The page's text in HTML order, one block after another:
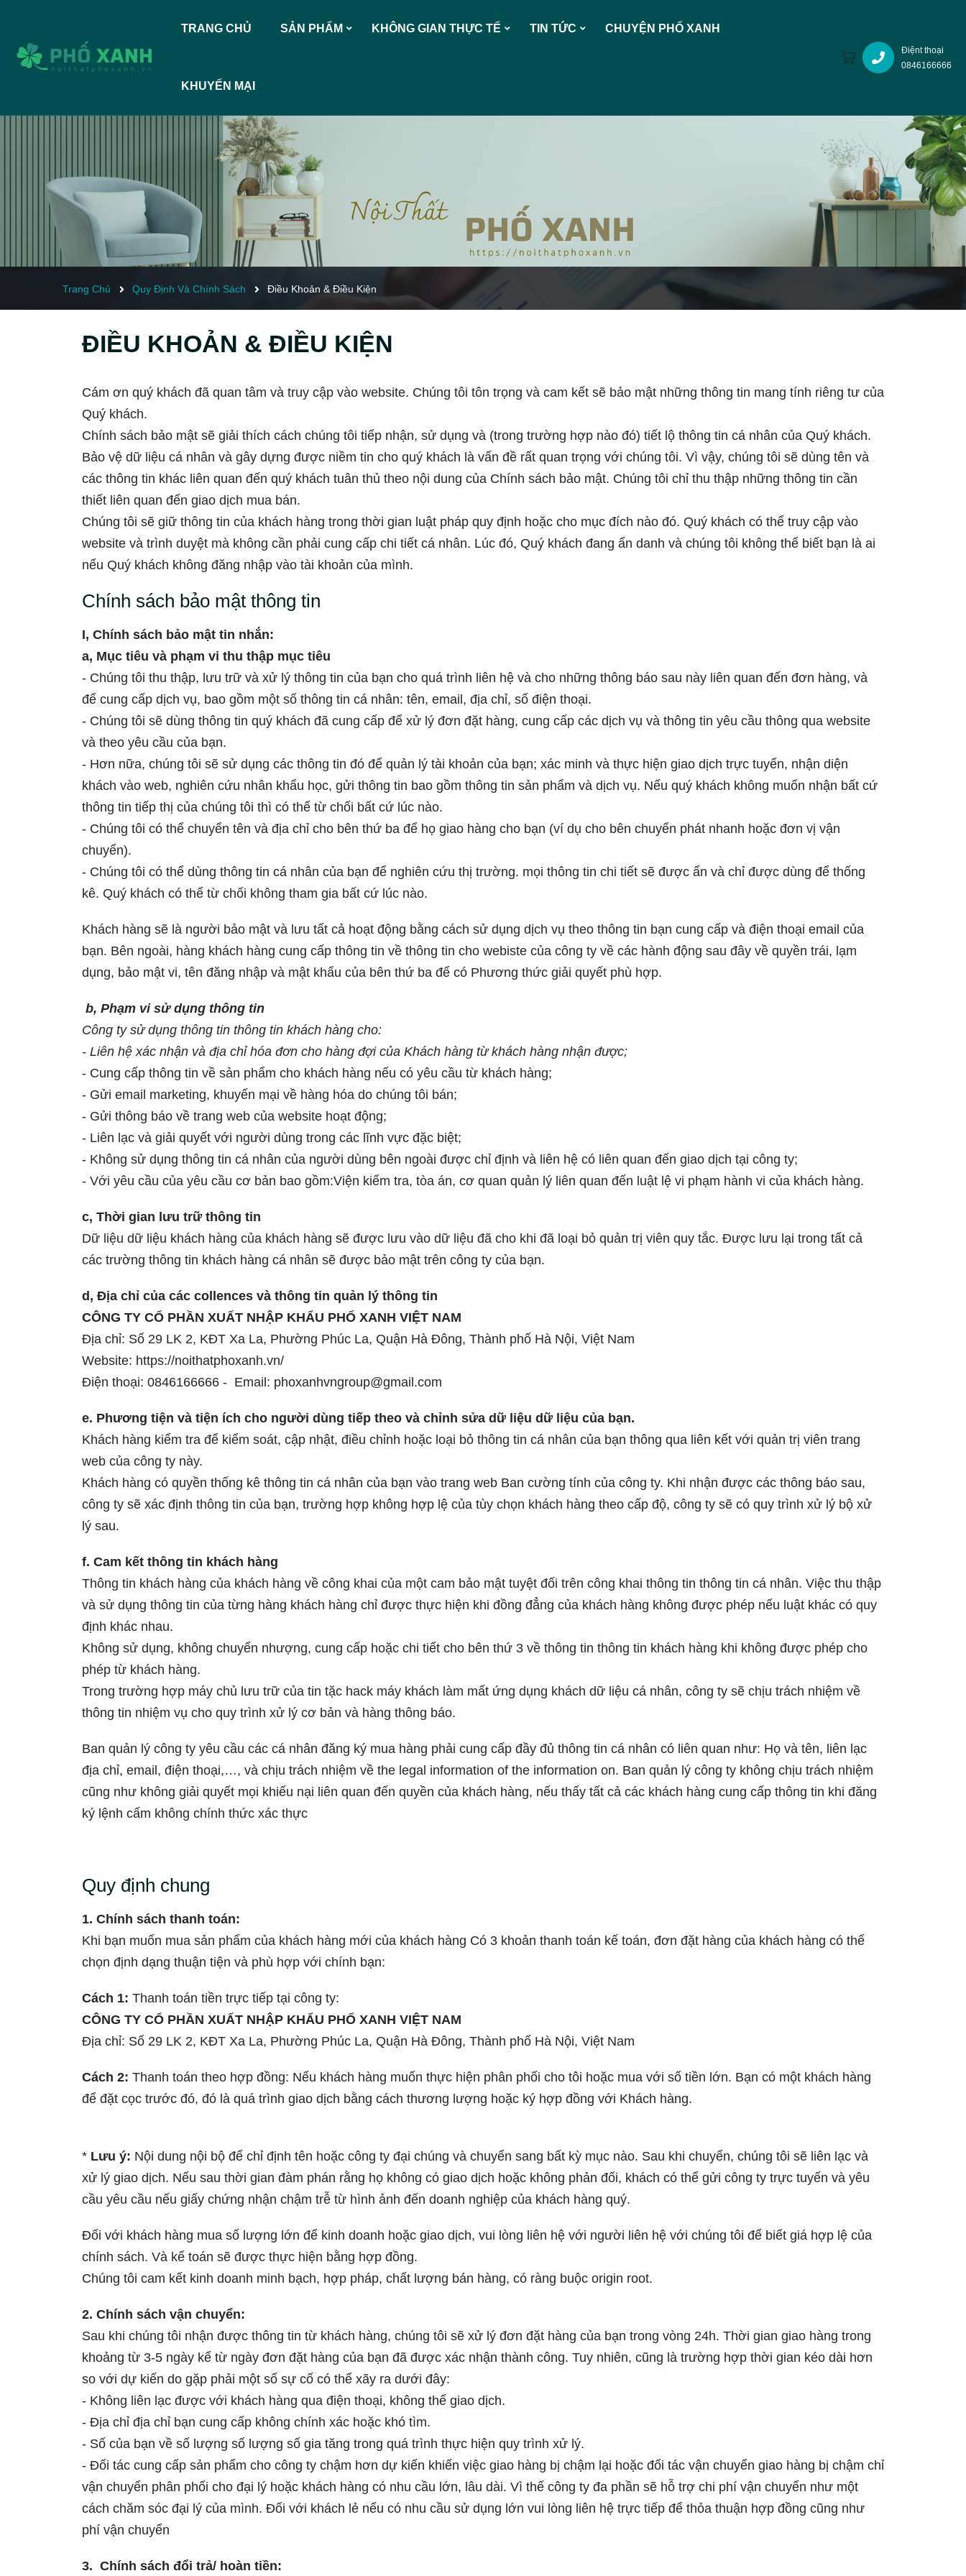
TRANG CHỦ SẢN PHẨM KHÔNG GIAN THỰC TẾ TIN TỨC CHUYỆN PHỐ XANH
KHUYẾN MẠI
Điệnt thoại
0846166666
Trang Chủ Quy Định Và Chính Sách Điều Khoản & Điều Kiện
ĐIỀU KHOẢN & ĐIỀU KIỆN
Cám ơn quý khách đã quan tâm và truy cập vào website. Chúng tôi tôn trọng và cam kết sẽ bảo mật những thông tin mang tính riêng tư của
Quý khách.
Chính sách bảo mật sẽ giải thích cách chúng tôi tiếp nhận, sử dụng và (trong trường hợp nào đó) tiết lộ thông tin cá nhân của Quý khách.
Bảo vệ dữ liệu cá nhân và gây dựng được niềm tin cho quý khách là vấn đề rất quan trọng với chúng tôi. Vì vậy, chúng tôi sẽ dùng tên và
các thông tin khác liên quan đến quý khách tuân thủ theo nội dung của Chính sách bảo mật. Chúng tôi chỉ thu thập những thông tin cần
thiết liên quan đến giao dịch mua bán.
Chúng tôi sẽ giữ thông tin của khách hàng trong thời gian luật pháp quy định hoặc cho mục đích nào đó. Quý khách có thể truy cập vào
website và trình duyệt mà không cần phải cung cấp chi tiết cá nhân. Lúc đó, Quý khách đang ẩn danh và chúng tôi không thể biết bạn là ai
nếu Quý khách không đăng nhập vào tài khoản của mình.
Chính sách bảo mật thông tin
I, Chính sách bảo mật tin nhắn:
a, Mục tiêu và phạm vi thu thập mục tiêu
- Chúng tôi thu thập, lưu trữ và xử lý thông tin của bạn cho quá trình liên hệ và cho những thông báo sau này liên quan đến đơn hàng, và
để cung cấp dịch vụ, bao gồm một số thông tin cá nhân: tên, email, địa chỉ, số điện thoại.
- Chúng tôi sẽ dùng thông tin quý khách đã cung cấp để xử lý đơn đặt hàng, cung cấp các dịch vụ và thông tin yêu cầu thông qua website
và theo yêu cầu của bạn.
- Hơn nữa, chúng tôi sẽ sử dụng các thông tin đó để quản lý tài khoản của bạn; xác minh và thực hiện giao dịch trực tuyến, nhận diện
khách vào web, nghiên cứu nhân khẩu học, gửi thông tin bao gồm thông tin sản phẩm và dịch vụ. Nếu quý khách không muốn nhận bất cứ
thông tin tiếp thị của chúng tôi thì có thể từ chối bất cứ lúc nào.
- Chúng tôi có thể chuyển tên và địa chỉ cho bên thứ ba để họ giao hàng cho bạn (ví dụ cho bên chuyển phát nhanh hoặc đơn vị vận
chuyển).
- Chúng tôi có thể dùng thông tin cá nhân của bạn để nghiên cứu thị trường. mọi thông tin chi tiết sẽ được ẩn và chỉ được dùng để thống
kê. Quý khách có thể từ chối không tham gia bất cứ lúc nào.
Khách hàng sẽ là người bảo mật và lưu tất cả hoạt động bằng cách sử dụng dịch vụ theo thông tin bạn cung cấp và điện thoại email của
bạn. Bên ngoài, hàng khách hàng cung cấp thông tin về thông tin cho webiste của công ty về các hành động sau đây về quyền trái, lạm
dụng, bảo mật vi, tên đăng nhập và mật khẩu của bên thứ ba để có Phương thức giải quyết phù hợp.
b, Phạm vi sử dụng thông tin
Công ty sử dụng thông tin thông tin khách hàng cho:
- Liên hệ xác nhận và địa chỉ hóa đơn cho hàng đợi của Khách hàng từ khách hàng nhận được;
- Cung cấp thông tin về sản phẩm cho khách hàng nếu có yêu cầu từ khách hàng;
- Gửi email marketing, khuyến mại về hàng hóa do chúng tôi bán;
- Gửi thông báo về trang web của website hoạt động;
- Liên lạc và giải quyết với người dùng trong các lĩnh vực đặc biệt;
- Không sử dụng thông tin cá nhân của người dùng bên ngoài được chỉ định và liên hệ có liên quan đến giao dịch tại công ty;
- Với yêu cầu của yêu cầu cơ bản bao gồm:Viện kiểm tra, tòa án, cơ quan quản lý liên quan đến luật lệ vi phạm hành vi của khách hàng.
c, Thời gian lưu trữ thông tin
Dữ liệu dữ liệu khách hàng của khách hàng sẽ được lưu vào dữ liệu đã cho khi đã loại bỏ quản trị viên quy tắc. Được lưu lại trong tất cả
các trường thông tin khách hàng cá nhân sẽ được bảo mật trên công ty của bạn.
d, Địa chỉ của các collences và thông tin quản lý thông tin
CÔNG TY CỔ PHẦN XUẤT NHẬP KHẨU PHỐ XANH VIỆT NAM
Địa chỉ: Số 29 LK 2, KĐT Xa La, Phường Phúc La, Quận Hà Đông, Thành phố Hà Nội, Việt Nam
Website: https://noithatphoxanh.vn/
Điện thoại: 0846166666 - Email: phoxanhvngroup@gmail.com
e. Phương tiện và tiện ích cho người dùng tiếp theo và chỉnh sửa dữ liệu dữ liệu của bạn.
Khách hàng kiểm tra để kiểm soát, cập nhật, điều chỉnh hoặc loại bỏ thông tin cá nhân của bạn thông qua liên kết với quản trị viên trang
web của công ty này.
Khách hàng có quyền thống kê thông tin cá nhân của bạn vào trang web Ban cường tính của công ty. Khi nhận được các thông báo sau,
công ty sẽ xác định thông tin của bạn, trường hợp không hợp lệ của tùy chọn khách hàng theo cấp độ, công ty sẽ có quy trình xử lý bộ xử
lý sau.
f. Cam kết thông tin khách hàng
Thông tin khách hàng của khách hàng về công khai của một cam bảo mật tuyệt đối trên công khai thông tin thông tin cá nhân. Việc thu thập
và sử dụng thông tin của từng hàng khách hàng chỉ được thực hiện khi đồng đẳng của khách hàng không được phép nếu luật khác có quy
định khác nhau.
Không sử dụng, không chuyển nhượng, cung cấp hoặc chi tiết cho bên thứ 3 về thông tin thông tin khách hàng khi không được phép cho
phép từ khách hàng.
Trong trường hợp máy chủ lưu trữ của tin tặc hack máy khách làm mất ứng dụng khách dữ liệu cá nhân, công ty sẽ chịu trách nhiệm về
thông tin nhiệm vụ cho quy trình xử lý cơ bản và hàng thông báo.
Ban quản lý công ty yêu cầu các cá nhân đăng ký mua hàng phải cung cấp đầy đủ thông tin cá nhân có liên quan như: Họ và tên, liên lạc
địa chỉ, email, điện thoại,…, và chịu trách nhiệm về the legal information of the information on. Ban quản lý công ty không chịu trách nhiệm
cũng như không giải quyết mọi khiếu nại liên quan đến quyền của khách hàng, nếu thấy tất cả các khách hàng cung cấp thông tin khi đăng
ký lệnh cấm không chính thức xác thực
Quy định chung
1. Chính sách thanh toán:
Khi bạn muốn mua sản phẩm của khách hàng mới của khách hàng Có 3 khoản thanh toán kế toán, đơn đặt hàng của khách hàng có thể
chọn định dạng thuận tiện và phù hợp với chính bạn:
Cách 1: Thanh toán tiền trực tiếp tại công ty:
CÔNG TY CỔ PHẦN XUẤT NHẬP KHẨU PHỐ XANH VIỆT NAM
Địa chỉ: Số 29 LK 2, KĐT Xa La, Phường Phúc La, Quận Hà Đông, Thành phố Hà Nội, Việt Nam
Cách 2: Thanh toán theo hợp đồng: Nếu khách hàng muốn thực hiện phân phối cho tôi hoặc mua với số tiền lớn. Bạn có một khách hàng
để đặt cọc trước đó, đó là quá trình giao dịch bằng cách thương lượng hoặc ký hợp đồng với Khách hàng.
* Lưu ý: Nội dung nội bộ để chỉ định tên hoặc công ty đại chúng và chuyển sang bất kỳ mục nào. Sau khi chuyển, chúng tôi sẽ liên lạc và
xử lý giao dịch. Nếu sau thời gian đàm phán rằng họ không có giao dịch hoặc không phản đối, khách có thể gửi công ty trực tuyến và yêu
cầu yêu cầu nếu giấy chứng nhận chậm trễ từ hình ảnh đến doanh nghiệp của khách hàng quý.
Đối với khách hàng mua số lượng lớn để kinh doanh hoặc giao dịch, vui lòng liên hệ với người liên hệ với chúng tôi để biết giá hợp lệ của
chính sách. Và kế toán sẽ được thực hiện bằng hợp đồng.
Chúng tôi cam kết kinh doanh minh bạch, hợp pháp, chất lượng bán hàng, có ràng buộc origin root.
2. Chính sách vận chuyển:
Sau khi chúng tôi nhận được thông tin từ khách hàng, chúng tôi sẽ xử lý đơn đặt hàng của bạn trong vòng 24h. Thời gian giao hàng trong
khoảng từ 3-5 ngày kể từ ngày đơn đặt hàng của bạn đã được xác nhận thành công. Tuy nhiên, cũng là trường hợp thời gian kéo dài hơn
so với dự kiến do gặp phải một số sự cố có thể xãy ra dưới đây:
- Không liên lạc được với khách hàng qua điện thoại, không thể giao dịch.
- Địa chỉ địa chỉ bạn cung cấp không chính xác hoặc khó tìm.
- Số của bạn về số lượng số lượng số gia tăng trong quá trình thực hiện quy trình xử lý.
- Đối tác cung cấp sản phẩm cho công ty chậm hơn dự kiến khiến việc giao hàng bị chậm lại hoặc đối tác vận chuyển giao hàng bị chậm chỉ
vận chuyển phân phối cho đại lý hoặc khách hàng có nhu cầu lớn, lâu dài. Vì thế công ty đa phần sẽ hỗ trợ chi phí vận chuyển như một
cách chăm sóc đại lý của mình. Đối với khách lẻ nếu có nhu cầu sử dụng lớn vui lòng liên hệ trực tiếp để thỏa thuận hợp đồng cũng như
phí vận chuyển
3. Chính sách đổi trả/ hoàn tiền: